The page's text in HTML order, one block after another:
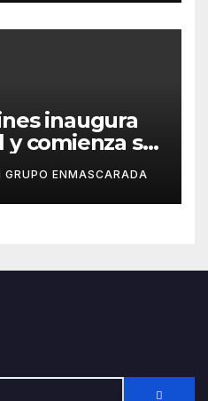
inaugura
y comienza su
Carnaval
GRUPO ENMASCARADA